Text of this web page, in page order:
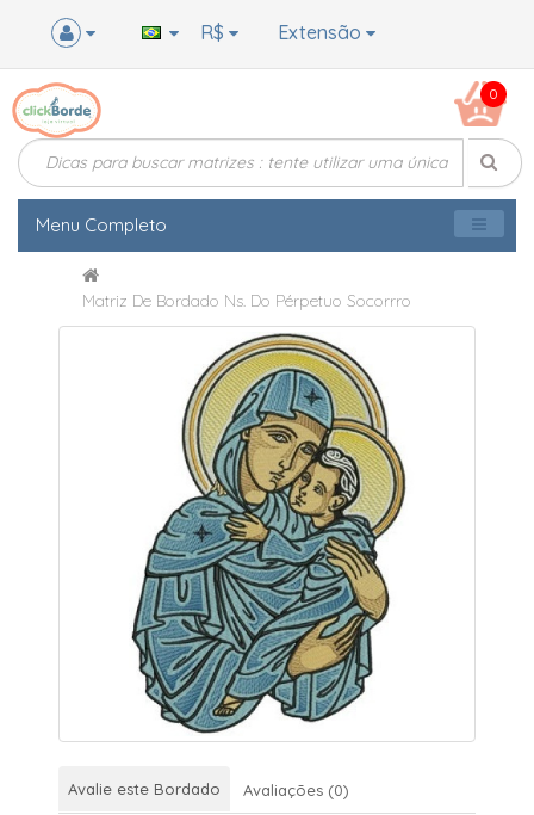
Extensão
R$
0
Menu Completo
Matriz De Bordado Ns. Do Pérpetuo Socorrro
Avalie este Bordado Avaliações (0)